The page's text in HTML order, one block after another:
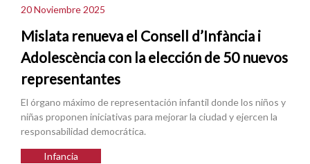
20 Noviembre 2025
Mislata renueva el Consell d’Infància i
Adolescència con la elección de 50 nuevos
representantes
El órgano máximo de representación infantil donde los niños y
niñas proponen iniciativas para mejorar la ciudad y ejercen la
responsabilidad democrática.
Infancia